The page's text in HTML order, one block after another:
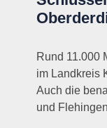
Rund 11.000
im Landkreis
Auch die
und